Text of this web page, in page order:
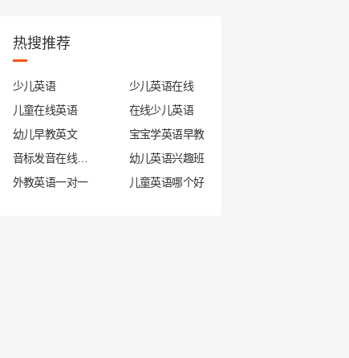
热搜推荐
少儿英语
少儿英语在线
儿童在线英语
在线少儿英语
幼儿早教英文
宝宝学英语早教
幼儿英语兴趣班
外教英语一对一
儿童英语哪个好